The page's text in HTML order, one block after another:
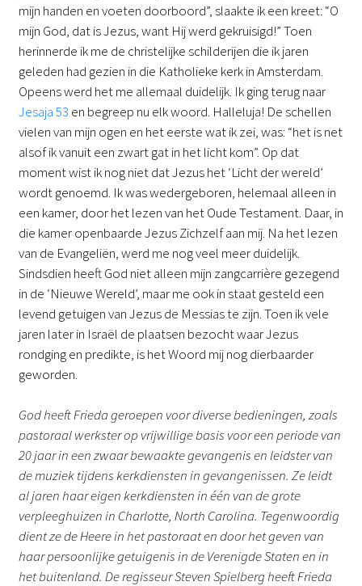
mijn handen en voeten doorboord”, slaakte ik een kreet: “O
mijn God, dat is Jezus, want Hij werd gekruisigd!” Toen
herinnerde ik me de christelijke schilderijen die ik jaren
geleden had gezien in die Katholieke kerk in Amsterdam.
Opeens werd het me allemaal duidelijk. Ik ging terug naar
Jesaja 53 en begreep nu elk woord. Halleluja! De schellen
vielen van mijn ogen en het eerste wat ik zei, was: “het is net
alsof ik vanuit een zwart gat in het licht kom”. Op dat
moment wist ik nog niet dat Jezus het ‘Licht der wereld’
wordt genoemd. Ik was wedergeboren, helemaal alleen in
een kamer, door het lezen van het Oude Testament. Daar, in
die kamer openbaarde Jezus Zichzelf aan mij. Na het lezen
van de Evangeliën, werd me nog veel meer duidelijk.
Sindsdien heeft God niet alleen mijn zangcarrière gezegend
in de ‘Nieuwe Wereld’, maar me ook in staat gesteld een
levend getuigen van Jezus de Messias te zijn. Toen ik vele
jaren later in Israël de plaatsen bezocht waar Jezus
rondging en predikte, is het Woord mij nog dierbaarder
geworden.
God heeft Frieda geroepen voor diverse bedieningen, zoals
pastoraal werkster op vrijwillige basis voor een periode van
20 jaar in een zwaar bewaakte gevangenis en leidster van
de muziek tijdens kerkdiensten in gevangenissen. Ze leidt
al jaren haar eigen kerkdiensten in één van de grote
verpleeghuizen in Charlotte, North Carolina. Tegenwoordig
dient ze de Heere in het pastoraat en door het geven van
haar persoonlijke getuigenis in de Verenigde Staten en in
het buitenland. De regisseur Steven Spielberg heeft Frieda